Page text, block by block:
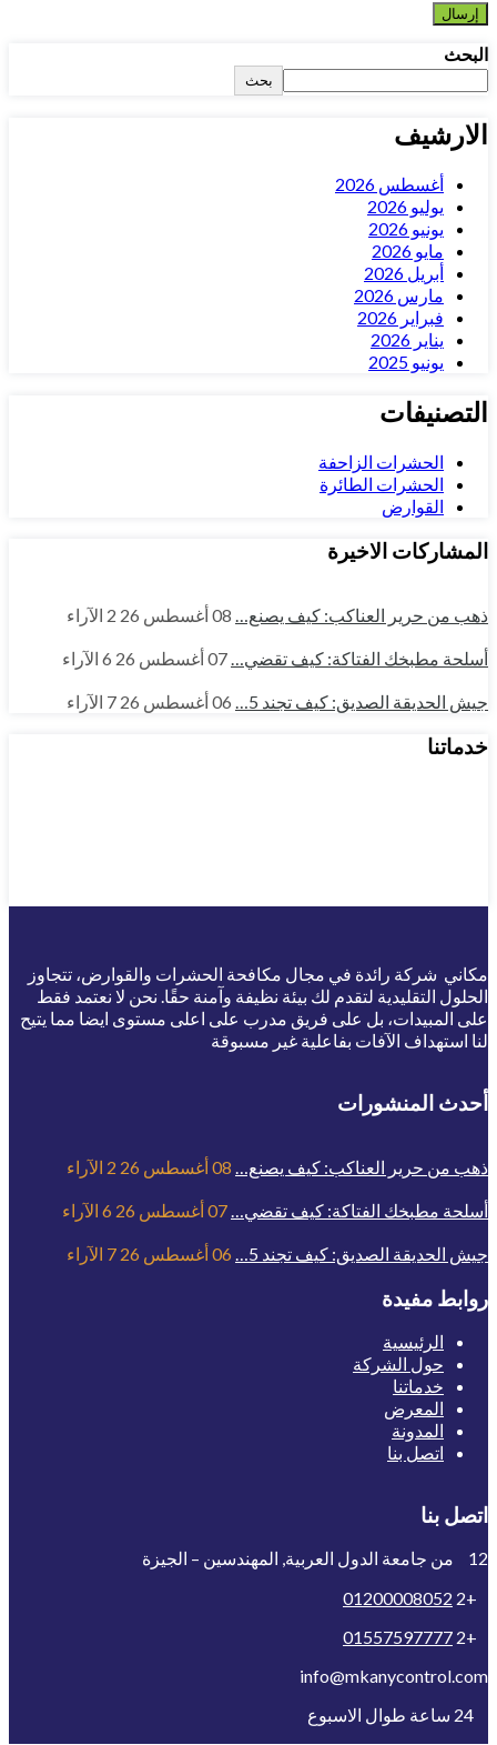
البحث
بحث
الارشيف
أغسطس 2026
يوليو 2026
يونيو 2026
مايو 2026
أبريل 2026
مارس 2026
فبراير 2026
يناير 2026
يونيو 2025
التصنيفات
الحشرات الزاحفة
الحشرات الطائرة
القوارض
المشاركات الاخيرة
ذهب من حرير العناكب: كيف يصنع… 08 أغسطس 26 2 الآراء
أسلحة مطبخك الفتاكة: كيف تقضي…07 أغسطس 26 6 الآراء
جيش الحديقة الصديق: كيف تجند 5… 06 أغسطس 26 7 الآراء
خدماتنا
مكاني شركة رائدة في مجال مكافحة الحشرات والقوارض، تتجاوز
الحلول التقليدية لتقدم لك بيئة نظيفة وآمنة حقًا. نحن لا نعتمد فقط
على المبيدات، بل على فريق مدرب على اعلى مستوى ايضا مما يتيح
لنا استهداف الآفات بفاعلية غير مسبوقة
أحدث المنشورات
ذهب من حرير العناكب: كيف يصنع… 08 أغسطس 26 2 الآراء
أسلحة مطبخك الفتاكة: كيف تقضي…07 أغسطس 26 6 الآراء
جيش الحديقة الصديق: كيف تجند 5… 06 أغسطس 26 7 الآراء
روابط مفيدة
الرئيسية
حول الشركة
خدماتنا
المعرض
المدونة
اتصل بنا
اتصل بنا
12 من جامعة الدول العربية, المهندسين – الجيزة
+2
01200008052
+2
01557597777
info@mkanycontrol.com